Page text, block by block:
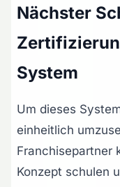
Nächster
System
Um dieses
einheitlich
Franchisepartner
Konzept schulen